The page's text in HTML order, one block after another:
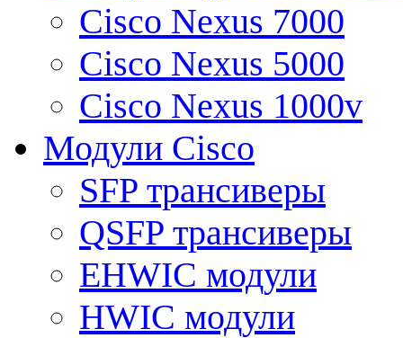
Cisco Nexus 7000
Cisco Nexus 5000
Cisco Nexus 1000v
Модули Cisco
SFP трансиверы
QSFP трансиверы
EHWIC модули
HWIC модули